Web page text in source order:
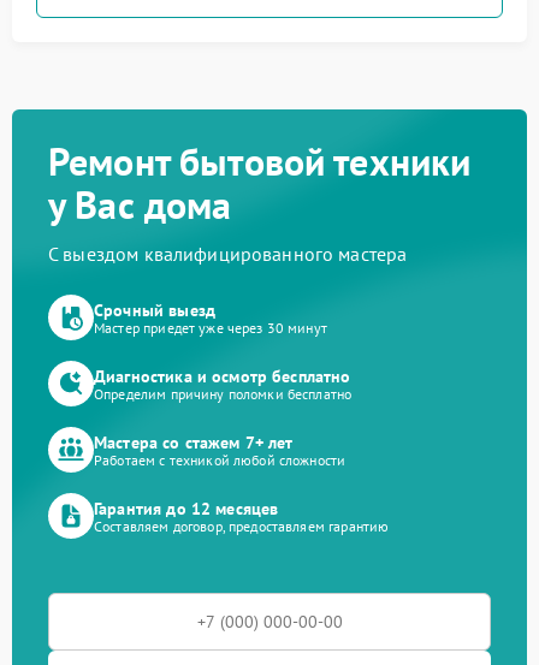
Ремонт бытовой техники
у Вас дома
С выездом квалифицированного мастера
Срочный выезд
Мастер приедет уже через 30 минут
Диагностика и осмотр бесплатно
Определим причину поломки бесплатно
Мастера со стажем 7+ лет
Работаем с техникой любой сложности
Гарантия до 12 месяцев
Составляем договор, предоставляем гарантию